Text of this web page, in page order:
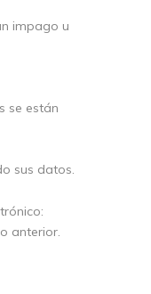
impago u
se están
sus datos.
anterior.